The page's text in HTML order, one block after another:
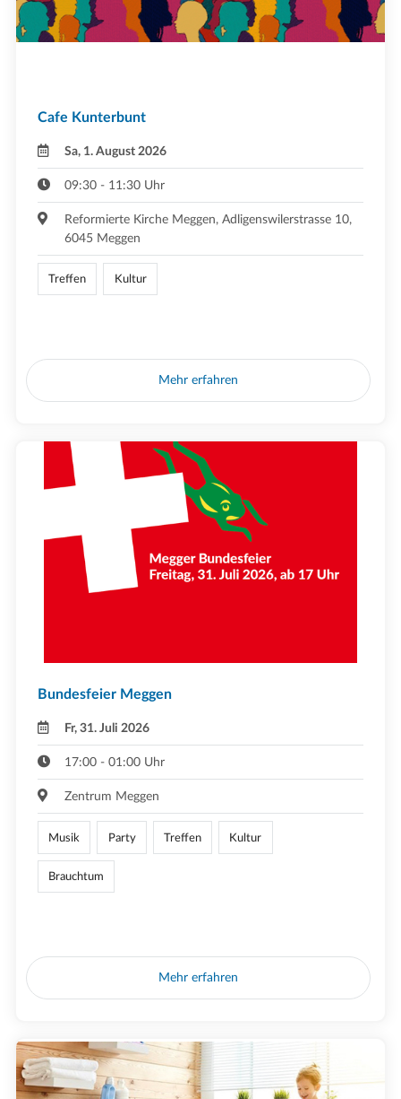
Cafe Kunterbunt
Sa, 1. August 2026
09:30 - 11:30 Uhr
Reformierte Kirche Meggen, Adligenswilerstrasse 10,
6045 Meggen
Treffen Kultur
Mehr erfahren
Bundesfeier Meggen
Fr, 31. Juli 2026
17:00 - 01:00 Uhr
Zentrum Meggen
Musik Party Treffen Kultur
Brauchtum
Mehr erfahren